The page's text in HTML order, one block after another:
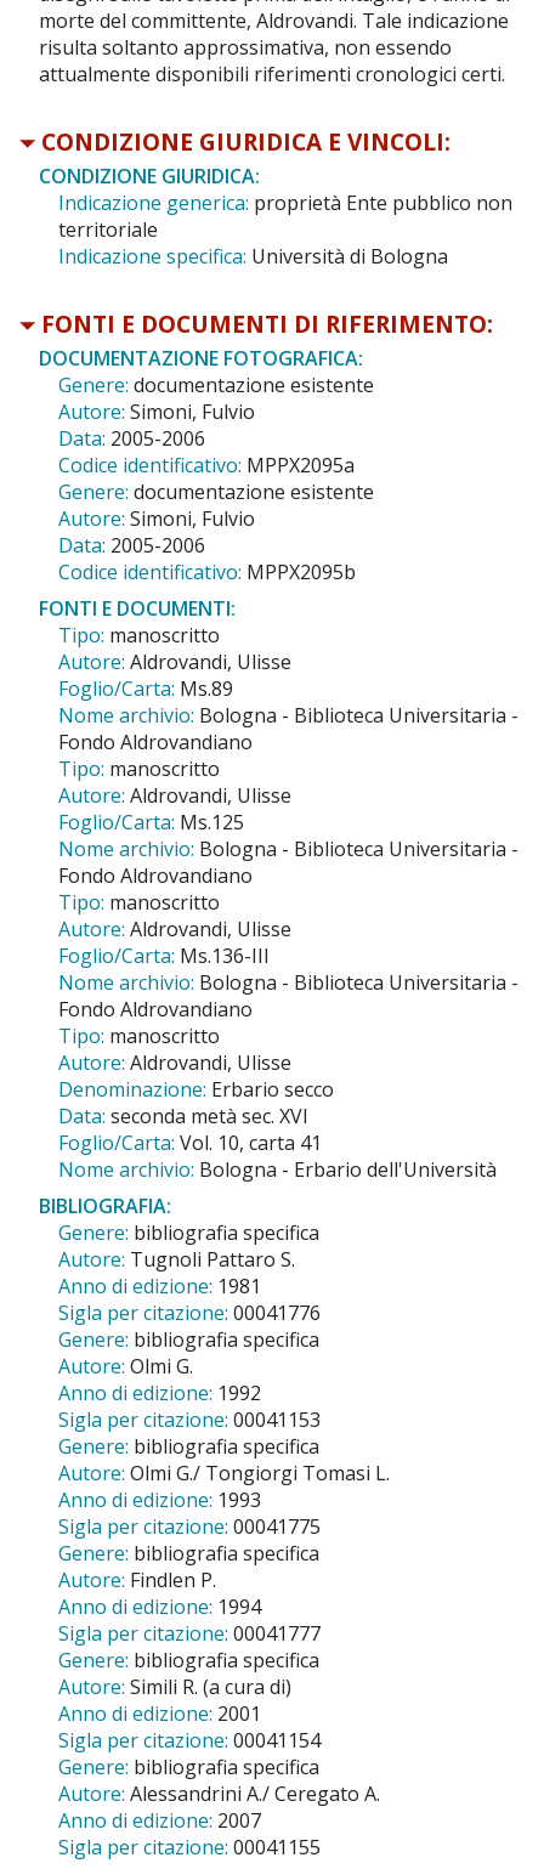
morte del committente, Aldrovandi. Tale indicazione
risulta soltanto approssimativa, non essendo
attualmente disponibili riferimenti cronologici certi.
CONDIZIONE GIURIDICA E VINCOLI:
CONDIZIONE GIURIDICA:
Indicazione generica: proprietà Ente pubblico non
territoriale
Indicazione specifica: Università di Bologna
FONTI E DOCUMENTI DI RIFERIMENTO:
DOCUMENTAZIONE FOTOGRAFICA:
Genere: documentazione esistente
Autore: Simoni, Fulvio
Data: 2005-2006
Codice identificativo: MPPX2095a
Genere: documentazione esistente
Autore: Simoni, Fulvio
Data: 2005-2006
Codice identificativo: MPPX2095b
FONTI E DOCUMENTI:
Tipo: manoscritto
Autore: Aldrovandi, Ulisse
Foglio/Carta: Ms.89
Nome archivio: Bologna - Biblioteca Universitaria -
Fondo Aldrovandiano
Tipo: manoscritto
Autore: Aldrovandi, Ulisse
Foglio/Carta: Ms.125
Nome archivio: Bologna - Biblioteca Universitaria -
Fondo Aldrovandiano
Tipo: manoscritto
Autore: Aldrovandi, Ulisse
Foglio/Carta: Ms.136-III
Nome archivio: Bologna - Biblioteca Universitaria -
Fondo Aldrovandiano
Tipo: manoscritto
Autore: Aldrovandi, Ulisse
Denominazione: Erbario secco
Data: seconda metà sec. XVI
Foglio/Carta: Vol. 10, carta 41
Nome archivio: Bologna - Erbario dell'Università
BIBLIOGRAFIA:
Genere: bibliografia specifica
Autore: Tugnoli Pattaro S.
Anno di edizione: 1981
Sigla per citazione: 00041776
Genere: bibliografia specifica
Autore: Olmi G.
Anno di edizione: 1992
Sigla per citazione: 00041153
Genere: bibliografia specifica
Autore: Olmi G./ Tongiorgi Tomasi L.
Anno di edizione: 1993
Sigla per citazione: 00041775
Genere: bibliografia specifica
Autore: Findlen P.
Anno di edizione: 1994
Sigla per citazione: 00041777
Genere: bibliografia specifica
Autore: Simili R. (a cura di)
Anno di edizione: 2001
Sigla per citazione: 00041154
Genere: bibliografia specifica
Autore: Alessandrini A./ Ceregato A.
Anno di edizione: 2007
Sigla per citazione: 00041155